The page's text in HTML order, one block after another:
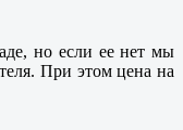
но если ее нет мы
При этом цена на